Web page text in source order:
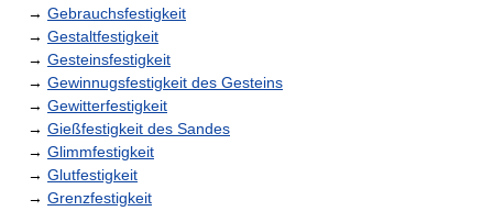
→ Gebrauchsfestigkeit
→ Gestaltfestigkeit
→ Gesteinsfestigkeit
→ Gewinnugsfestigkeit des Gesteins
→ Gewitterfestigkeit
→ Gießfestigkeit des Sandes
→ Glimmfestigkeit
→ Glutfestigkeit
→ Grenzfestigkeit